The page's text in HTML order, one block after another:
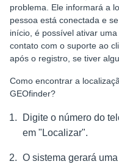
problema. Ele informará a
pessoa está conectada e
início, é possível ativar
contato com o suporte ao
após o registro, se tiver
Como encontrar a
GEOfinder?
Digite o número do
em "Localizar".
O sistema gerará